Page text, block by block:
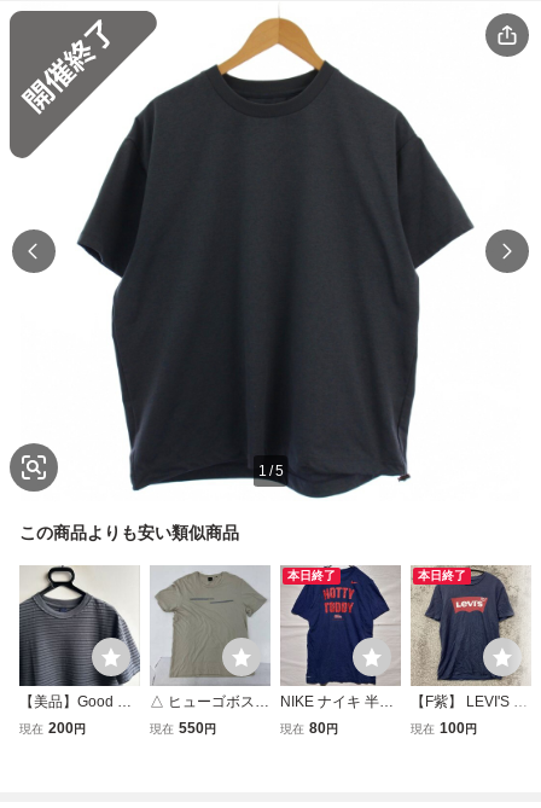
1/5
この商品よりも安い類似商品
【美品】Good On
Tシャツ 半袖 カッ
現在 200円
△ ヒューゴボス B
OSS 半袖Tシャツ
現在 550円
本日終了
NIKE ナイキ 半袖
Tシャツ 半袖カッ
現在 80円
本日終了
【F紫】 LEVI'S リ
ーバイス 半袖Tシ
現在 100円